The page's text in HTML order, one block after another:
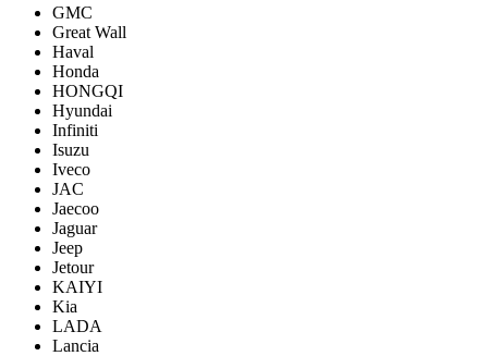
GMC
Great Wall
Haval
Honda
HONGQI
Hyundai
Infiniti
Isuzu
Iveco
JAC
Jaecoo
Jaguar
Jeep
Jetour
KAIYI
Kia
LADA
Lancia